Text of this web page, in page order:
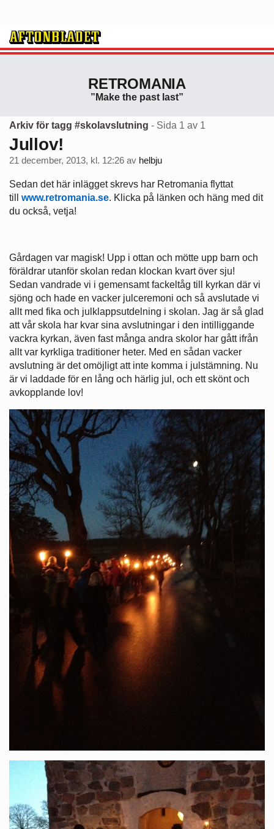
RETROMANIA
”Make the past last”
Arkiv för tagg #skolavslutning - Sida 1 av 1
Jullov!
21 december, 2013, kl. 12:26 av helbju
Sedan det här inlägget skrevs har Retromania flyttat
till
www.retromania.se. Klicka på länken och häng med dit
du också, vetja!
Gårdagen var magisk! Upp i ottan och mötte upp barn och
föräldrar utanför skolan redan klockan kvart över sju!
Sedan vandrade vi i gemensamt fackeltåg till kyrkan där vi
sjöng och hade en vacker julceremoni och så avslutade vi
allt med fika och julklappsutdelning i skolan. Jag är så glad
att vår skola har kvar sina avslutningar i den intilliggande
vackra kyrkan, även fast många andra skolor har gått ifrån
allt var kyrkliga traditioner heter. Med en sådan vacker
avslutning är det omöjligt att inte komma i julstämning. Nu
är vi laddade för en lång och härlig jul, och ett skönt och
avkopplande lov!